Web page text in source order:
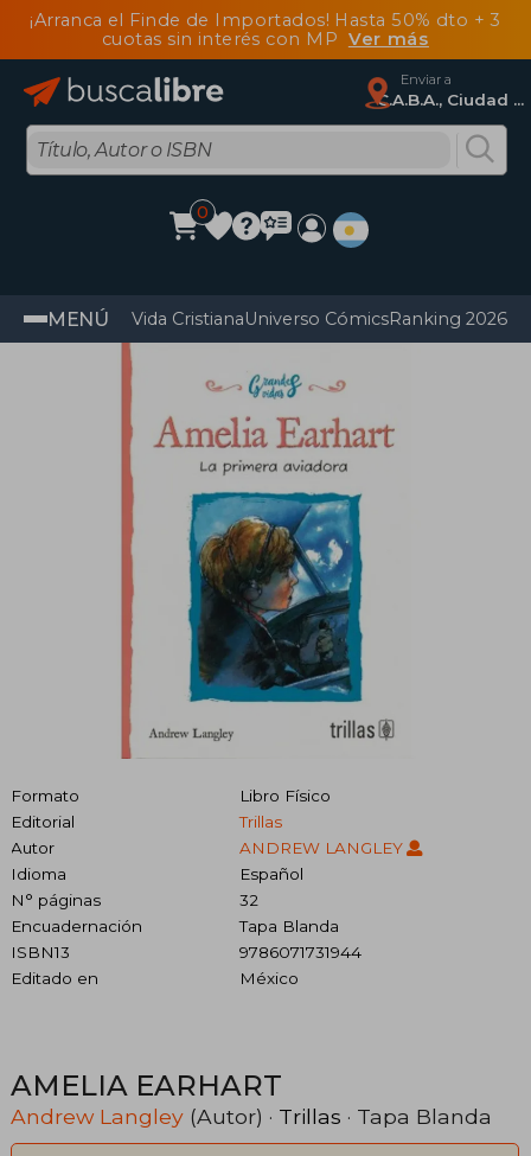
¡Arranca el Finde de Importados! Hasta 50% dto + 3
cuotas sin interés con MP Ver más
Enviar a
C.A.B.A., Ciudad Autónoma De Buenos Aires
0
MENÚ Vida CristianaUniverso CómicsRanking 2026
Formato
Libro Físico
Editorial
Trillas
Autor
ANDREW LANGLEY
Idioma
Español
N° páginas
32
Encuadernación
Tapa Blanda
ISBN13
9786071731944
Editado en
México
AMELIA EARHART
Andrew Langley (Autor) · Trillas · Tapa Blanda